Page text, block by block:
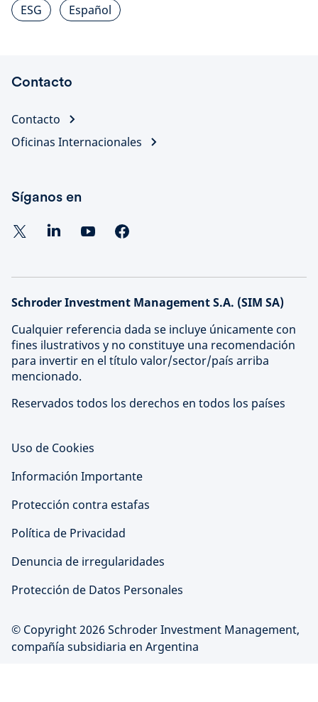
ESG
Español
Contacto
Contacto
Oficinas Internacionales
Síganos en
Schroder Investment Management S.A. (SIM SA)
Cualquier referencia dada se incluye únicamente con
fines ilustrativos y no constituye una recomendación
para invertir en el título valor/sector/país arriba
mencionado.
Reservados todos los derechos en todos los países
Uso de Cookies
Información Importante
Protección contra estafas
Política de Privacidad
Denuncia de irregularidades
Protección de Datos Personales
© Copyright 2026 Schroder Investment Management,
compañía subsidiaria en Argentina